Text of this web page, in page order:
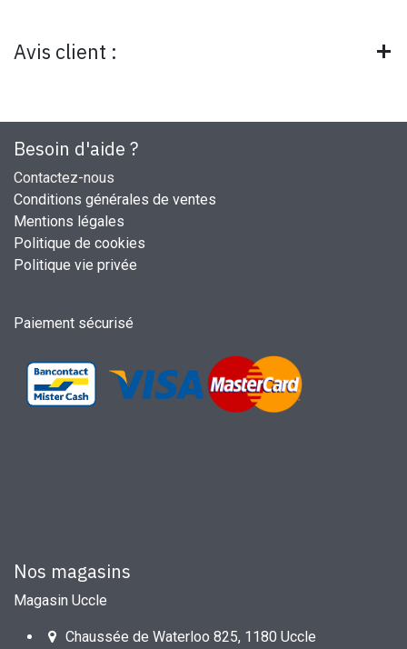
Avis client :
Besoin d'aide ?
Contactez-nous
Conditions générales de ventes
Mentions légales
Politique de cookies
Politique vie privée
Paiement sécurisé
Nos magasins
Magasin Uccle
Chaussée de Waterloo 825, 1180 Uccle